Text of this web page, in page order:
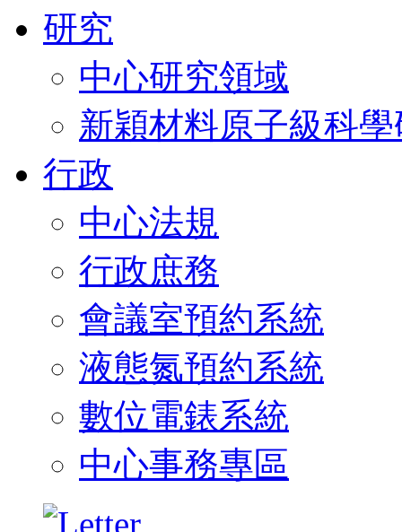
研究
中心研究領域
新穎材料原子級科
行政
中心法規
行政庶務
會議室預約系統
液態氮預約系統
數位電錶系統
中心事務專區